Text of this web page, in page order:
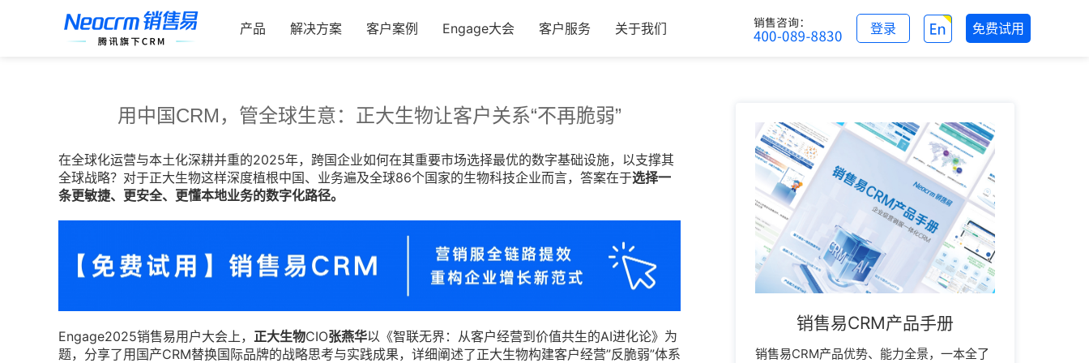
产品 解决方案 客户案例 Engage大会 客户服务 关于我们 免费试用
登录
用中国CRM，管全球生意：正大生物让客户关系“不再脆弱”
在全球化运营与本土化深耕并重的2025年，跨国企业如何在其重要市场选择最优的数字基础设施，以支撑其
全球战略？对于正大生物这样深度植根中国、业务遍及全球86个国家的生物科技企业而言，答案在于选择一
条更敏捷、更安全、更懂本地业务的数字化路径。
Engage2025销售易用户大会上， 正大生物CIO张燕华以《智联无界：从客户经营到价值共生的AI进化论》为
题，分享了用国产CRM替换国际品牌的战略思考与实践成果，详细阐述了正大生物构建客户经营”反脆弱”体系
销售易CRM产品手册
销售易CRM产品优势、能力全景，一本全了